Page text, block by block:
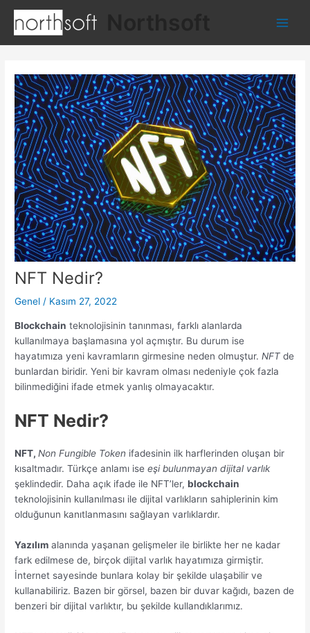
atla
NFT Nedir?
Genel / Kasım 27, 2022
Blockchain teknolojisinin tanınması, farklı alanlarda
kullanılmaya başlamasına yol açmıştır. Bu durum ise
hayatımıza yeni kavramların girmesine neden olmuştur.NFTde
bunlardan biridir. Yeni bir kavram olması nedeniyle çok fazla
bilinmediğini ifade etmek yanlış olmayacaktır.
NFT Nedir?
NFT,Non Fungible Token ifadesinin ilk harflerinden oluşan bir
kısaltmadır. Türkçe anlamı iseeşi bulunmayan dijital varlık
şeklindedir. Daha açık ifade ile NFT’ler,blockchain
teknolojisinin kullanılması ile dijital varlıkların sahiplerinin kim
olduğunun kanıtlanmasını sağlayan varlıklardır.
Yazılım alanında yaşanan gelişmeler ile birlikte her ne kadar
fark edilmese de, birçok dijital varlık hayatımıza girmiştir.
İnternet sayesinde bunlara kolay bir şekilde ulaşabilir ve
kullanabiliriz. Bazen bir görsel, bazen bir duvar kağıdı, bazen de
benzeri bir dijital varlıktır, bu şekilde kullandıklarımız.